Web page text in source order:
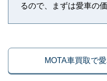
るので、まずは愛車の
MOTA車買取で